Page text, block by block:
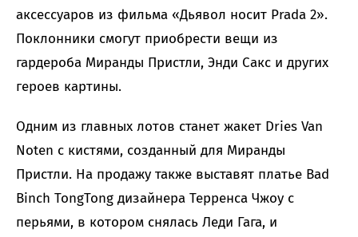
аксессуаров из фильма «Дьявол носит Prada 2».
Поклонники смогут приобрести вещи из
гардероба Миранды Пристли, Энди Сакс и других
героев картины.
Одним из главных лотов станет жакет Dries Van
Noten с кистями, созданный для Миранды
Пристли. На продажу также выставят платье Bad
Binch TongTong дизайнера Терренса Чжоу с
перьями, в котором снялась Леди Гага, и